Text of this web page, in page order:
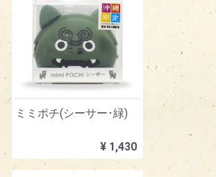
ミミポチ(シーサー･緑)
¥ 1,430